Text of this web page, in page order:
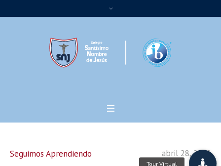
abril 28, 2022
Seguimos Aprendiendo